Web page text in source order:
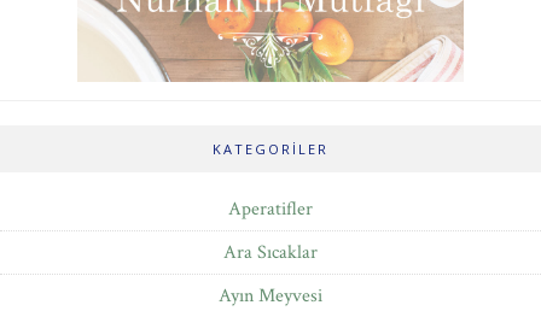
KATEGORILER
Aperatifler
Ara Sıcaklar
Ayın Meyvesi